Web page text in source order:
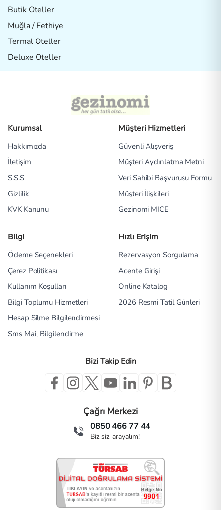
Butik Oteller
Muğla / Fethiye
Termal Oteller
Deluxe Oteller
Kurumsal
Hakkımızda
İletişim
S.S.S
Gizlilik
KVK Kanunu
Müşteri Hizmetleri
Güvenli Alışveriş
Müşteri Aydınlatma Metni
Veri Sahibi Başvurusu Formu
Müşteri İlişkileri
Gezinomi MICE
Bilgi
Ödeme Seçenekleri
Çerez Politikası
Kullanım Koşulları
Bilgi Toplumu Hizmetleri
Hesap Silme Bilgilendirmesi
Sms Mail Bilgilendirme
Hızlı Erişim
Rezervasyon Sorgulama
Acente Girişi
Online Katalog
2026 Resmi Tatil Günleri
Bizi Takip Edin
Çağrı Merkezi
0850 466 77 44
Biz sizi arayalım!